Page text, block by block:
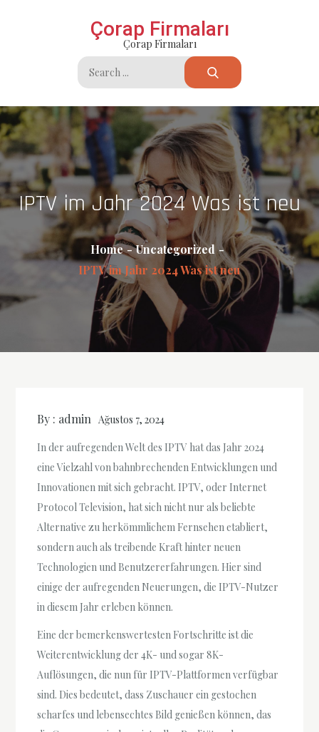
Çorap Firmaları
Çorap Firmaları
Search
for:
IPTV im Jahr 2024 Was ist neu
Home
Uncategorized
IPTV im Jahr 2024 Was ist neu
By : admin Ağustos 7, 2024
In der aufregenden Welt des IPTV hat das Jahr 2024
eine Vielzahl von bahnbrechenden Entwicklungen und
Innovationen mit sich gebracht. IPTV, oder Internet
Protocol Television, hat sich nicht nur als beliebte
Alternative zu herkömmlichem Fernsehen etabliert,
sondern auch als treibende Kraft hinter neuen
Technologien und Benutzererfahrungen. Hier sind
einige der aufregenden Neuerungen, die IPTV-Nutzer
in diesem Jahr erleben können.
Eine der bemerkenswertesten Fortschritte ist die
Weiterentwicklung der 4K- und sogar 8K-
Auflösungen, die nun für IPTV-Plattformen verfügbar
sind. Dies bedeutet, dass Zuschauer ein gestochen
scharfes und lebensechtes Bild genießen können, das